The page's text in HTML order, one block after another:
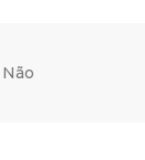
Não